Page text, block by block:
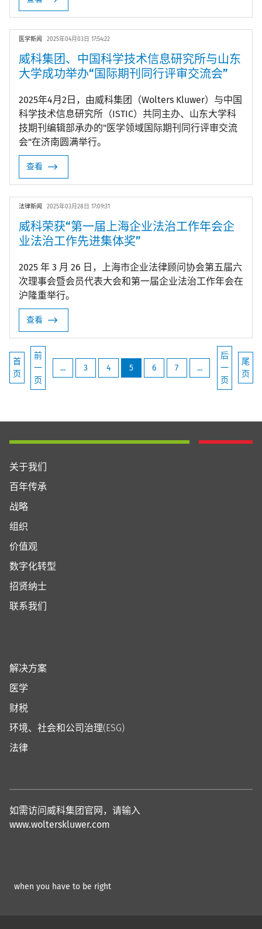
医学新闻 2025年04月03日 17:54:22
威科集团、中国科学技术信息研究所与山东
大学成功举办“国际期刊同行评审交流会”
2025年4月2日，由威科集团（Wolters Kluwer）与中国
科学技术信息研究所（ISTIC）共同主办、山东大学科
技期刊编辑部承办的"医学领域国际期刊同行评审交流
会"在济南圆满举行。
查看
法律新闻 2025年03月28日 17:09:31
威科荣获“第一届上海企业法治工作年会企
业法治工作先进集体奖”
2025 年 3 月 26 日，上海市企业法律顾问协会第五届六
次理事会暨会员代表大会和第一届企业法治工作年会在
沪隆重举行。
查看
首
页
前
一
页
... 3 4 5 6 7 ...
后
一
页
尾
页
关于我们
百年传承
战略
组织
价值观
数字化转型
招贤纳士
联系我们
解决方案
医学
财税
环境、社会和公司治理(ESG)
法律
如需访问威科集团官网，请输入
www.wolterskluwer.com
when you have to be right